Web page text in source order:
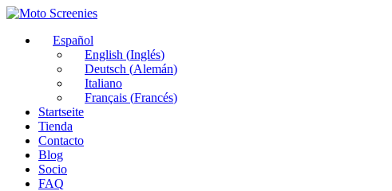
Español
English (Inglés)
Deutsch (Alemán)
Italiano
Français (Francés)
Startseite
Tienda
Contacto
Blog
Socio
FAQ